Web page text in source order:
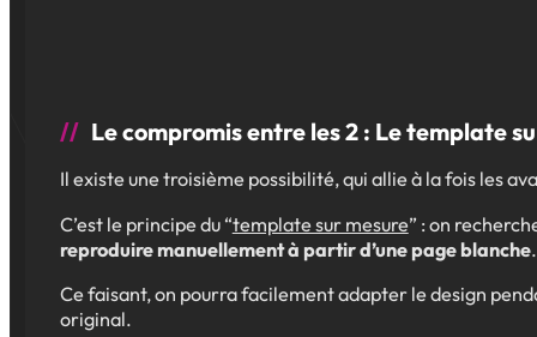
Le compromis entre les 2 : Le template
Il existe une troisième possibilité, qui allie à la fois les
C’est le principe du “template sur mesure” : on
reproduire manuellement à partir d’une page blanche.
Ce faisant, on pourra facilement adapter le design
original.